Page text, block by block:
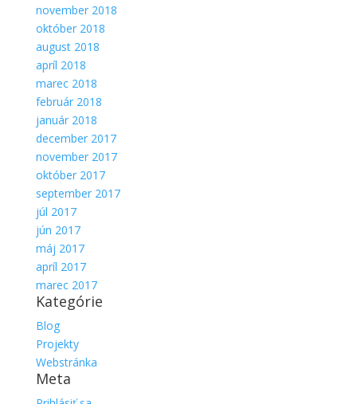
november 2018
október 2018
august 2018
apríl 2018
marec 2018
február 2018
január 2018
december 2017
november 2017
október 2017
september 2017
júl 2017
jún 2017
máj 2017
apríl 2017
marec 2017
Kategórie
Blog
Projekty
Webstránka
Meta